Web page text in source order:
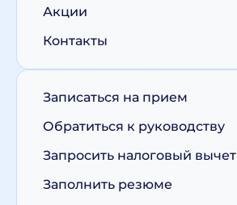
Акции
Контакты
Записаться на прием
Обратиться к руководству
Запросить налоговый вычет
Заполнить резюме